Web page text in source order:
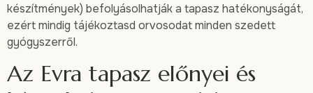
készítmények) befolyásolhatják a tapasz hatékonyságát,
ezért mindig tájékoztasd orvosodat minden szedett
gyógyszerről.
Az Evra tapasz előnyei és